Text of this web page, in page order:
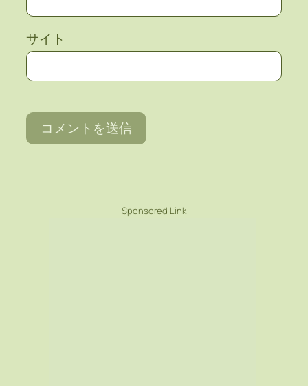
サイト
Sponsored Link